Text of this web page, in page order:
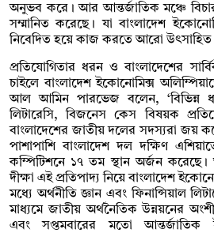
অনুভব করে। আর আন্তর্জাতিক মঞ্চে
সম্মানিত করেছে। যা বাংলাদেশ
নিবেদিত হয়ে কাজ করতে আরো উৎসাহিত
প্রতিযোগিতার ধরন ও বাংলাদেশের
চাইলে বাংলাদেশ ইকোনোমিক্স
আল আমিন পারভেজ বলেন, ‘বিভিন্ন
লিটারেসি, বিজনেস কেস বিষয়ক
বাংলাদেশের জাতীয় দলের সদস্যরা জয়
পাশাপাশি বাংলাদেশ দল দক্ষিণ
কম্পিটিশনে ১৭ তম স্থান অর্জন করেছে।
দীক্ষা এই প্রতিপাদ্য নিয়ে বাংলাদেশ
মধ্যে অর্থনীতি জ্ঞান এবং ফিনান্সিয়াল
মাধ্যমে জাতীয় অর্থনৈতিক উন্নয়নের
এবং সপ্তমবারের মতো আন্তর্জাতিক